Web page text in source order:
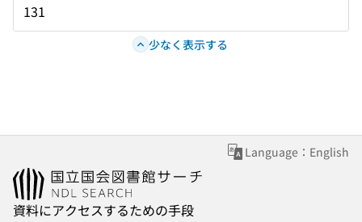
131
少なく表示する
Language：English
資料にアクセスするための手段